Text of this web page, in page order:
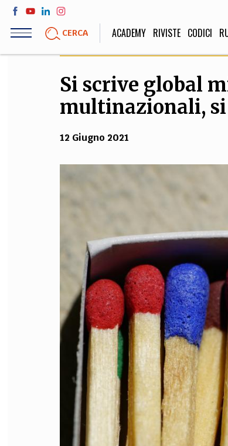
Salta
contenuto
CERCA ACADEMY RIVISTE CODICI
LIFE STYLE
Sport, Cucina, Viaggi,
Si scrive global
multinazionali, si
12 Giugno 2021